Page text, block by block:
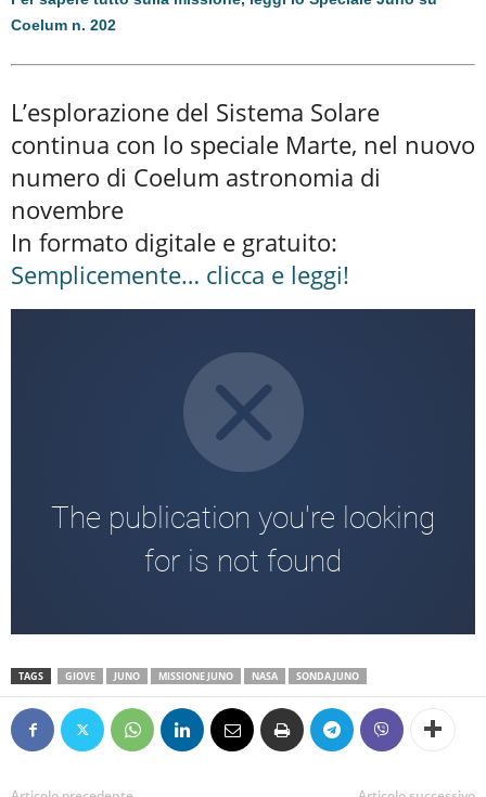
Coelum n. 202
L’esplorazione del Sistema Solare
continua con lo speciale Marte, nel nuovo
numero di Coelum astronomia di
novembre
In formato digitale e gratuito:
Semplicemente… clicca e leggi!
TAGS GIOVE JUNO MISSIONE JUNO NASA SONDA JUNO